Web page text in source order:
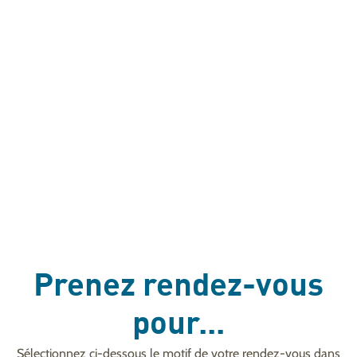
Prenez rendez-vous
pour...
Sélectionnez ci-dessous le motif de votre rendez-vous dans